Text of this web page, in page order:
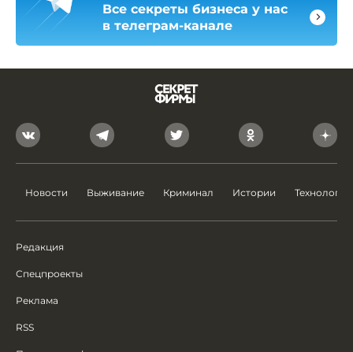
Все секреты бизнеса у нас
в телеграм-канале
Новости Выживание Криминал Истории Технологии
Редакция
Спецпроекты
Реклама
RSS